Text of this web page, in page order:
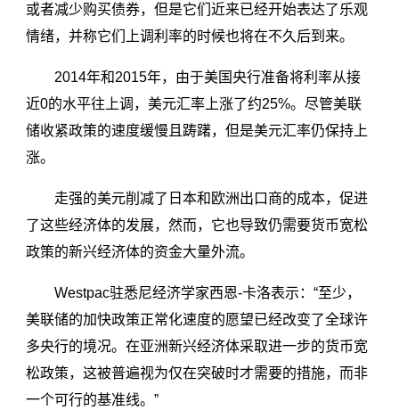
或者减少购买债券，但是它们近来已经开始表达了乐观
情绪，并称它们上调利率的时候也将在不久后到来。
2014年和2015年，由于美国央行准备将利率从接
近0的水平往上调，美元汇率上涨了约25%。尽管美联
储收紧政策的速度缓慢且踌躇，但是美元汇率仍保持上
涨。
走强的美元削减了日本和欧洲出口商的成本，促进
了这些经济体的发展，然而，它也导致仍需要货币宽松
政策的新兴经济体的资金大量外流。
Westpac驻悉尼经济学家西恩-卡洛表示：“至少，
美联储的加快政策正常化速度的愿望已经改变了全球许
多央行的境况。在亚洲新兴经济体采取进一步的货币宽
松政策，这被普遍视为仅在突破时才需要的措施，而非
一个可行的基准线。”